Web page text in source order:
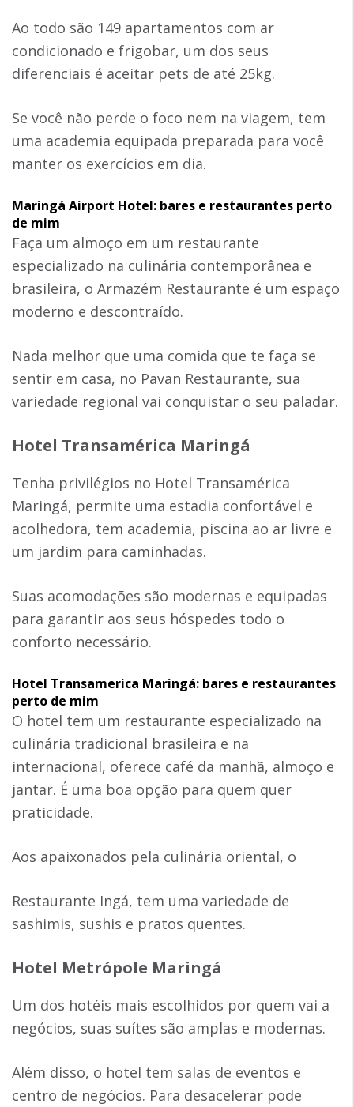
Ao todo são 149 apartamentos com ar
condicionado e frigobar, um dos seus
diferenciais é aceitar pets de até 25kg.
Se você não perde o foco nem na viagem, tem
uma academia equipada preparada para você
manter os exercícios em dia.
Maringá Airport Hotel: bares e restaurantes perto
de mim
Faça um almoço em um restaurante
especializado na culinária contemporânea e
brasileira, o Armazém Restaurante é um espaço
moderno e descontraído.
Nada melhor que uma comida que te faça se
sentir em casa, no Pavan Restaurante, sua
variedade regional vai conquistar o seu paladar.
Hotel Transamérica Maringá
Tenha privilégios no Hotel Transamérica
Maringá, permite uma estadia confortável e
acolhedora, tem academia, piscina ao ar livre e
um jardim para caminhadas.
Suas acomodações são modernas e equipadas
para garantir aos seus hóspedes todo o
conforto necessário.
Hotel Transamerica Maringá: bares e restaurantes
perto de mim
O hotel tem um restaurante especializado na
culinária tradicional brasileira e na
internacional, oferece café da manhã, almoço e
jantar. É uma boa opção para quem quer
praticidade.
Aos apaixonados pela culinária oriental, o
Restaurante Ingá, tem uma variedade de
sashimis, sushis e pratos quentes.
Hotel Metrópole Maringá
Um dos hotéis mais escolhidos por quem vai a
negócios, suas suítes são amplas e modernas.
Além disso, o hotel tem salas de eventos e
centro de negócios. Para desacelerar pode